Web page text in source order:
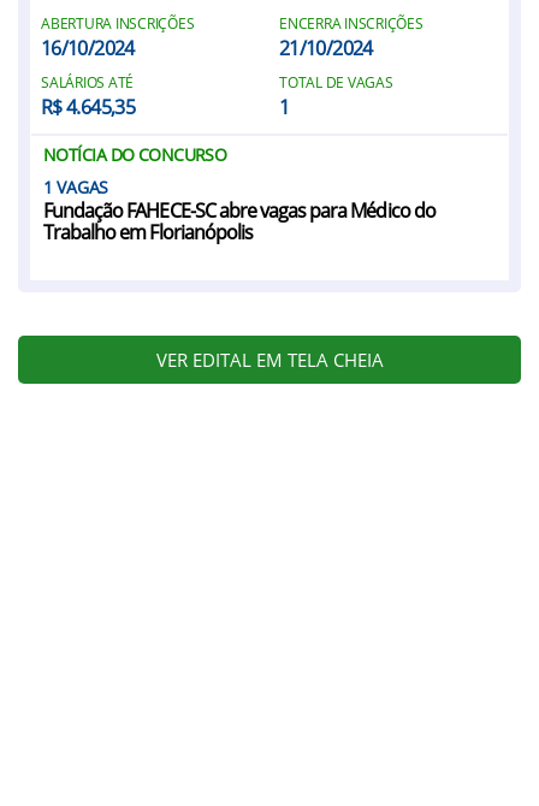
ABERTURA INSCRIÇÕES
16/10/2024
ENCERRA INSCRIÇÕES
21/10/2024
SALÁRIOS ATÉ
R$ 4.645,35
TOTAL DE VAGAS
1
NOTÍCIA DO CONCURSO
1
Fundação FAHECE-SC abre vagas para Médico do
Trabalho em Florianópolis
VER EDITAL EM TELA CHEIA